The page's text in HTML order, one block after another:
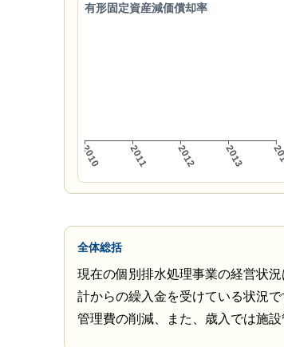
有形固定資産減価償却率
全体総括
現在の個別排水処理事業の経営状
計からの繰入金を受けている状況
管理費の削減、また、歳入では施